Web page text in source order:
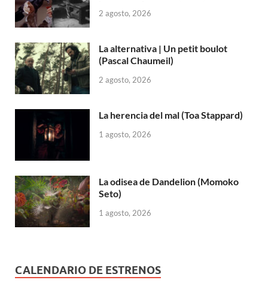
2 agosto, 2026
La alternativa | Un petit boulot
(Pascal Chaumeil)
2 agosto, 2026
La herencia del mal (Toa Stappard)
1 agosto, 2026
La odisea de Dandelion (Momoko
Seto)
1 agosto, 2026
CALENDARIO DE ESTRENOS